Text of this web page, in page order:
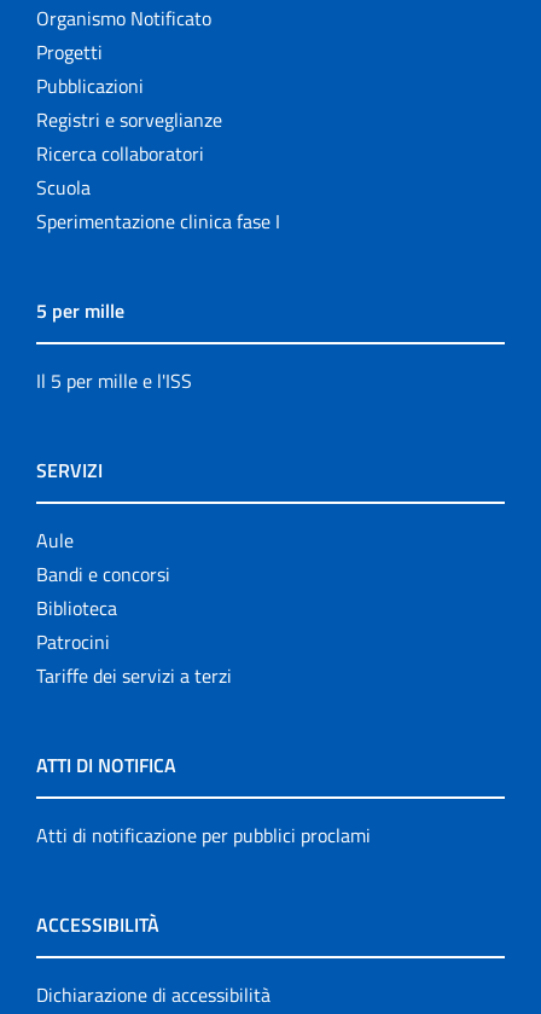
Organismo Notificato
Progetti
Pubblicazioni
Registri e sorveglianze
Ricerca collaboratori
Scuola
Sperimentazione clinica fase I
5 per mille
Il 5 per mille e l'ISS
SERVIZI
Aule
Bandi e concorsi
Biblioteca
Patrocini
Tariffe dei servizi a terzi
ATTI DI NOTIFICA
Atti di notificazione per pubblici proclami
ACCESSIBILITÀ
Dichiarazione di accessibilità